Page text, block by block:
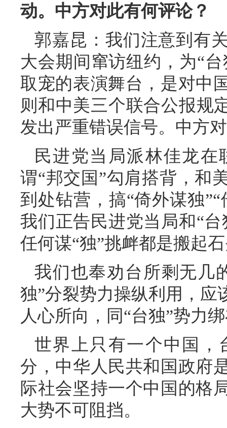
动。中方对此有何评论？
郭嘉昆：我们注意到有
大会期间窜访纽约，为“
取宠的表演舞台，是对中
则和中美三个联合公报规
发出严重错误信号。中方
民进党当局派林佳龙
谓“邦交国”勾肩搭背，和
到处钻营，搞“倚外谋独
我们正告民进党当局和“
任何谋“独”挑衅都是搬起
我们也奉劝台所剩无几
独”分裂势力操纵利用，应
人心所向，同“台独”势力
世界上只有一个中国，
分，中华人民共和国政府
际社会坚持一个中国的格
大势不可阻挡。